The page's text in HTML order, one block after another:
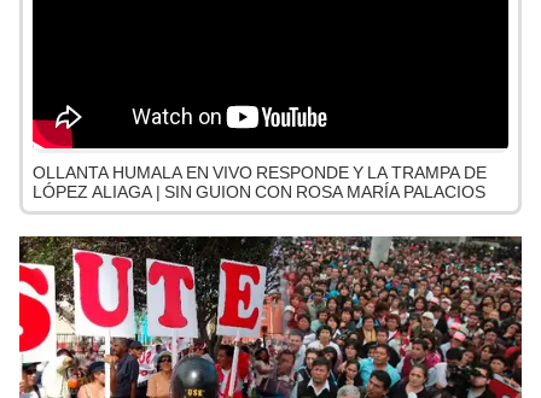
OLLANTA HUMALA EN VIVO RESPONDE Y LA TRAMPA DE
LÓPEZ ALIAGA | SIN GUION CON ROSA MARÍA PALACIOS